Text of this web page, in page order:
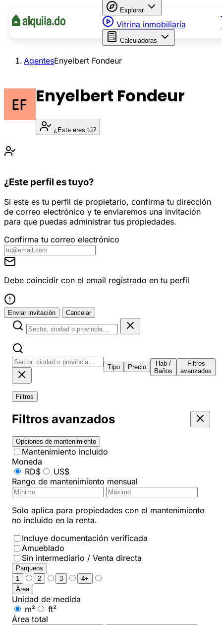
Explorar
Vitrina inmobiliaria
Calculadoras
AgentesEnyelbert Fondeur
Enyelbert Fondeur
¿Este eres tú?
¿Este perfil es tuyo?
Si este es tu perfil de propietario, confirma tu dirección
de correo electrónico y te enviaremos una invitación
para que puedas administrar tus propiedades.
Confirma tu correo electrónico
Debe coincidir con el email registrado en tu perfil
Enviar invitación Cancelar
Tipo Precio
Hab /
Baños
Filtros
avanzados
Filtros
Filtros avanzados
Opciones de mantenimiento
Mantenimiento incluido
Moneda
RD$
US$
Rango de mantenimiento mensual
Solo aplica para propiedades con el mantenimiento
no incluido en la renta.
Incluye documentación verificada
Amueblado
Sin intermediario / Venta directa
Parqueos
1
2 3
4+
Área
Unidad de medida
m²
ft²
Área total